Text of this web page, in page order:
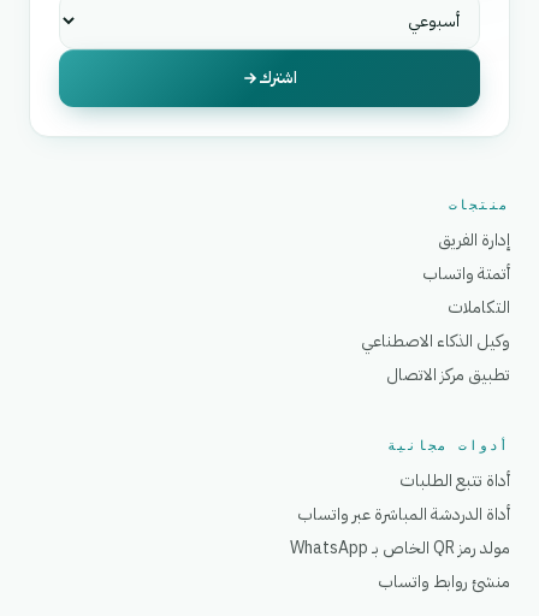
اشترك
منتجات
إدارة الفريق
أتمتة واتساب
التكاملات
وكيل الذكاء الاصطناعي
تطبيق مركز الاتصال
أدوات مجانية
أداة تتبع الطلبات
أداة الدردشة المباشرة عبر واتساب
مولد رمز QR الخاص بـ WhatsApp
منشئ روابط واتساب